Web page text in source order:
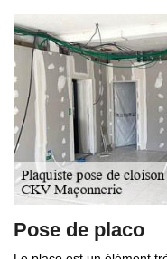
Pose de placo